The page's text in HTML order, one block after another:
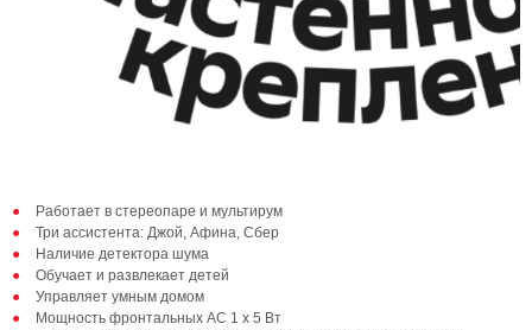
Работает в стереопаре и мультирум
Три ассистента: Джой, Афина, Сбер
Наличие детектора шума
Обучает и развлекает детей
Управляет умным домом
Мощность фронтальных АС 1 x 5 Вт